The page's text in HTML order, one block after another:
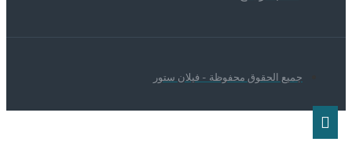
جميع الحقوق محفوظة - فيلان ستور